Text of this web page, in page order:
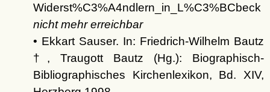
Widerst%C3%A4ndlern_in_L%C3%BCbeck
nicht mehr erreichbar
• Ekkart Sauser. In: Friedrich-Wilhelm Bautz
†, Traugott Bautz (Hg.): Biographisch-
Bibliographisches Kirchenlexikon, Bd. XIV,